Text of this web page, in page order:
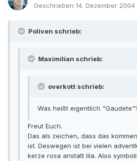
Geschrieben 14. Dezember 2004
Poliven schrieb:
Maximilian schrieb:
overkott schrieb:
Was heißt eigentlich
Freut Euch.
Das als zeichen, dass das
ist. Deswegen ist bei vielen
kerze rosa anstatt lila. Also